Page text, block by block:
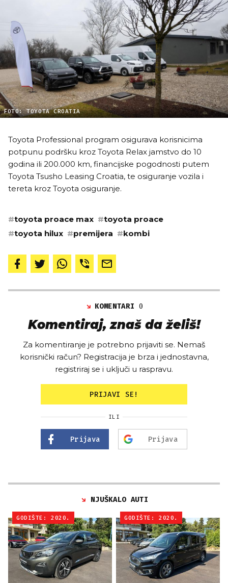
FOTO: TOYOTA CROATIA
Toyota Professional program osigurava korisnicima
potpunu podršku kroz Toyota Relax jamstvo do 10
godina ili 200.000 km, financijske pogodnosti putem
Toyota Tsusho Leasing Croatia, te osiguranje vozila i
tereta kroz Toyota osiguranje.
#toyota proace max #toyota proace
#toyota hilux #premijera #kombi
KOMENTARI0
Komentiraj, znaš da želiš!
Za komentiranje je potrebno prijaviti se. Nemaš
korisnički račun? Registracija je brza i jednostavna,
registriraj se i uključi u raspravu.
PRIJAVI SE!
ILI
Prijava Prijava
NJUŠKALO AUTI
GODIŠTE: 2020. GODIŠTE: 2020.